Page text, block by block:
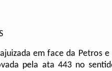
em face da Petros
pela ata 443 no